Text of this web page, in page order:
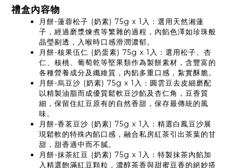
禮盒內容物
月餅-蓮蓉松子 (奶素) 75g x 1入：選用天然湘蓮
子，經過磨漿煉煮等繁雜的過程，內餡色澤如珍珠般
晶瑩剔透，入喉時口感滑潤濃郁。
月餅-核果伍仁 (奶蛋素) 75g x 1入：選用松子、杏
仁、核桃、葡萄乾等堅果類作為製餅素材，含豐富的
各種營養成分及纖維質，內餡多重口感，紮實酥脆。
月餅-烏豆沙 (奶素) 75g x 1入：圓雲豆去皮細磨配
以精製油脂而成優質鬆軟豆沙餡及杏仁角，豆香質
細，保留住紅豆原有的自然香甜，保存最傳統的風
味。
月餅-香茗豆沙 (奶素) 75g x 1入：精選白鳳豆沙展
現鬆軟的特殊內餡口感，融合私房紅茶引出茶葉的甘
甜，甜香適中而不膩。
月餅-抹茶紅豆 (奶素) 75g x 1入：特製抹茶內餡加
入精選飽滿紅豆顆粒，濃醇茶香與甜蜜豆香的絕妙搭